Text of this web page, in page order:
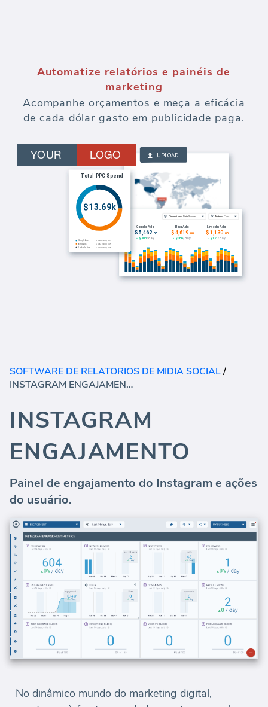
Automatize relatórios e painéis de
marketing
Acompanhe orçamentos e meça a eficácia
de cada dólar gasto em publicidade paga.
SOFTWARE DE RELATORIOS DE MIDIA SOCIAL/
INSTAGRAM ENGAJAMENTO
INSTAGRAM
ENGAJAMENTO
Painel de engajamento do Instagram e ações
do usuário.
No dinâmico mundo do marketing digital,